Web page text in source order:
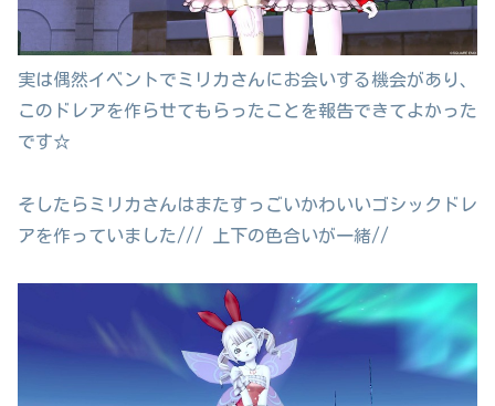
実は偶然イベントでミリカさんにお会いする機会があり、
このドレアを作らせてもらったことを報告できてよかった
です☆
そしたらミリカさんはまたすっごいかわいいゴシックドレ
アを作っていました/// 上下の色合いが一緒//